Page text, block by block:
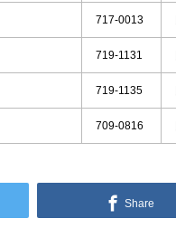
717-0013
719-1131
719-1135
709-0816
Share